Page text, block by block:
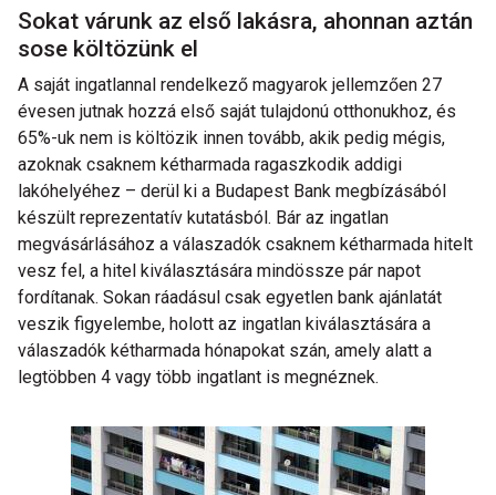
Sokat várunk az első lakásra, ahonnan aztán
sose költözünk el
A saját ingatlannal rendelkező magyarok jellemzően 27
évesen jutnak hozzá első saját tulajdonú otthonukhoz, és
65%-uk nem is költözik innen tovább, akik pedig mégis,
azoknak csaknem kétharmada ragaszkodik addigi
lakóhelyéhez – derül ki a Budapest Bank megbízásából
készült reprezentatív kutatásból. Bár az ingatlan
megvásárlásához a válaszadók csaknem kétharmada hitelt
vesz fel, a hitel kiválasztására mindössze pár napot
fordítanak. Sokan ráadásul csak egyetlen bank ajánlatát
veszik figyelembe, holott az ingatlan kiválasztására a
válaszadók kétharmada hónapokat szán, amely alatt a
legtöbben 4 vagy több ingatlant is megnéznek.